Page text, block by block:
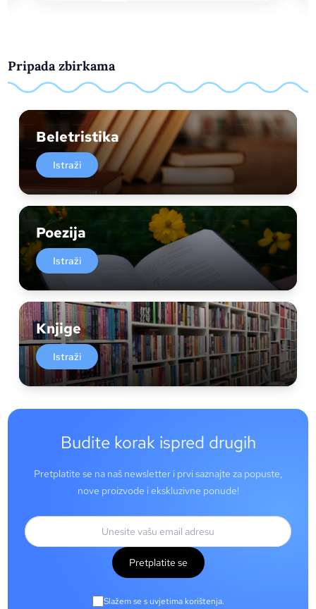
Pripada zbirkama
Beletristika
Istraži
Poezija
Istraži
Knjige
Istraži
Budite korak ispred drugih
Pretplatite se na naš newsletter i prvi saznajte za popuste,
nove proizvode i ekskluzivne ponude!
Pretplatite se
Slažem se s uvjetima korištenja.